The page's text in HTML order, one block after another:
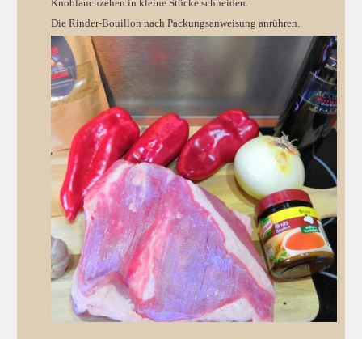
Knoblauchzehen in kleine Stücke schneiden.
Die Rinder-Bouillon nach Packungsanweisung anrühren.